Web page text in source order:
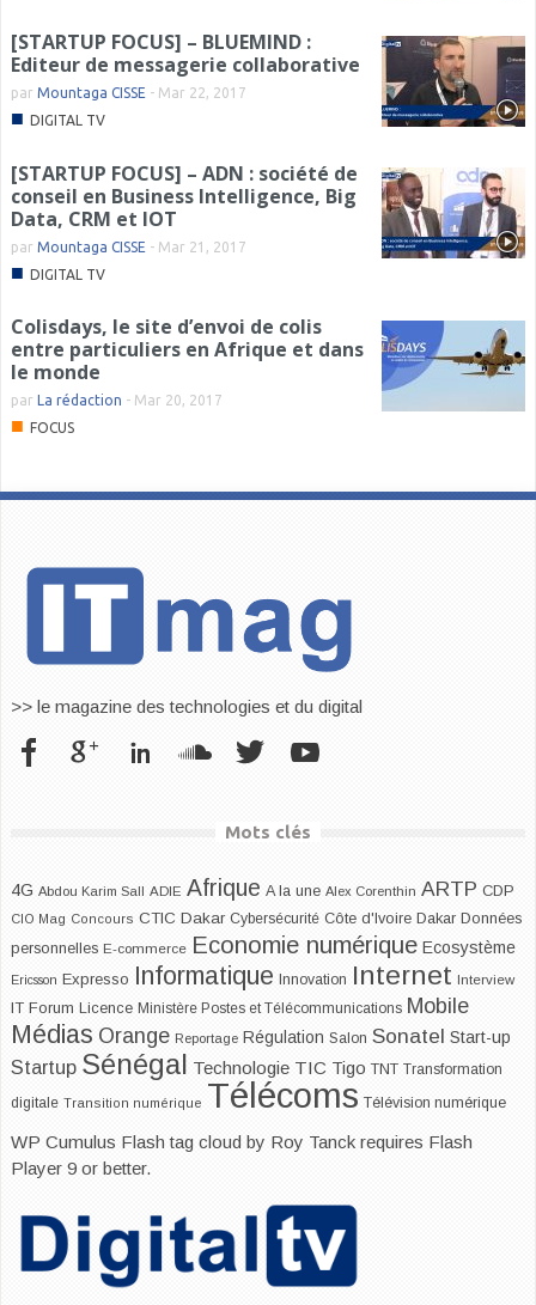
[STARTUP FOCUS] – BLUEMIND :
Editeur de messagerie collaborative
par Mountaga CISSE - Mar 22, 2017
■ DIGITAL TV
[STARTUP FOCUS] – ADN : société de
conseil en Business Intelligence, Big
Data, CRM et IOT
par Mountaga CISSE - Mar 21, 2017
■ DIGITAL TV
Colisdays, le site d’envoi de colis
entre particuliers en Afrique et dans
le monde
par La rédaction - Mar 20, 2017
■ FOCUS
>> le magazine des technologies et du digital
Mots clés
4G Abdou Karim Sall ADIE Afrique A la une Alex Corenthin ARTP CDP
CIO Mag Concours CTIC Dakar Cybersécurité Côte d'Ivoire Dakar Données
personnelles E-commerce Economie numérique Ecosystème
Ericsson Expresso Informatique Innovation Internet Interview
IT Forum Licence Ministère Postes et Télécommunications Mobile
Médias Orange Reportage Régulation Salon Sonatel Start-up
Startup Sénégal Technologie TIC Tigo TNT Transformation
digitale Transition numérique Télécoms Télévision numérique
WP Cumulus Flash tag cloud by Roy Tanck requires Flash
Player 9 or better.